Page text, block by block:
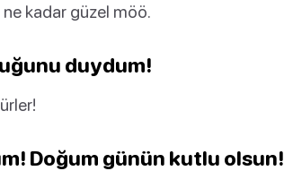
kadar güzel möö.
duydum!
Doğum günün kutlu olsun!